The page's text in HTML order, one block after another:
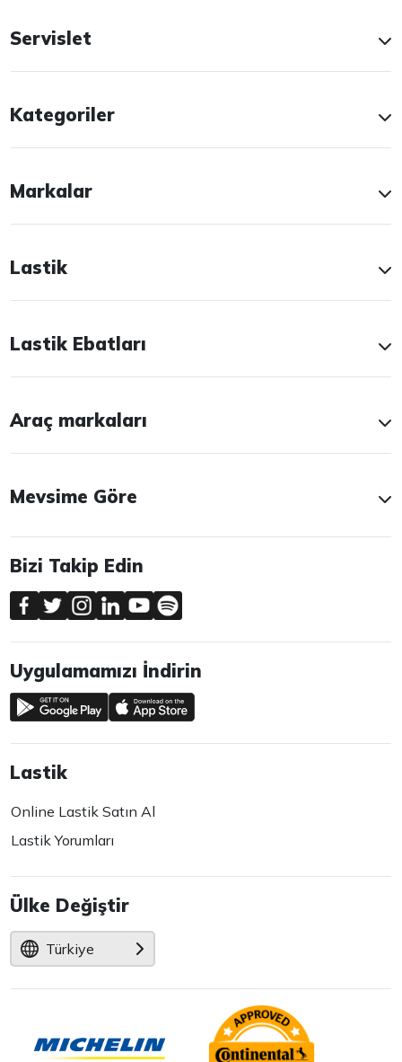
Servislet
Kategoriler
Markalar
Lastik
Lastik Ebatları
Araç markaları
Mevsime Göre
Bizi Takip Edin
Uygulamamızı İndirin
Lastik
Online Lastik Satın Al
Lastik Yorumları
Ülke Değiştir
Türkiye